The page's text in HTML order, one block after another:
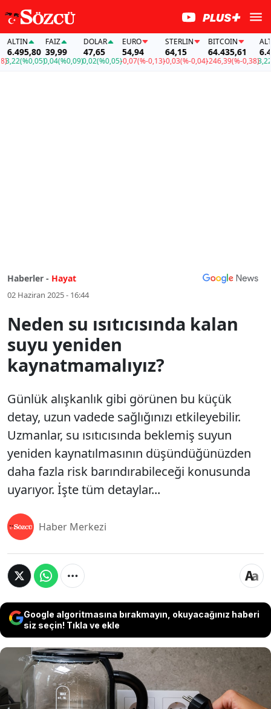
(%0,05)
FAİZ
39,99
0,04(%0,09)
DOLAR
47,65
0,02(%0,05)
EURO
54,94
-0,07(%-0,13)
STERLIN
64,15
-0,03(%-0,04)
BITCOIN
64.435,61
-246,39(%-0,38)
ALTIN
3,22
Haberler - Hayat
02 Haziran 2025 - 16:44
Neden su ısıtıcısında kalan
suyu yeniden
kaynatmamalıyız?
Günlük alışkanlık gibi görünen bu küçük
detay, uzun vadede sağlığınızı etkileyebilir.
Uzmanlar, su ısıtıcısında beklemiş suyun
yeniden kaynatılmasının düşündüğünüzden
daha fazla risk barındırabileceği konusunda
uyarıyor. İşte tüm detaylar...
Haber Merkezi
Google algoritmasına bırakmayın, okuyacağınız haberi
siz seçin! Tıkla ve ekle
Günlük alışkanlık gibi görünen bu küçük detay,
uzun vadede sağlığınızı etkileyebilir. Uzmanlar,